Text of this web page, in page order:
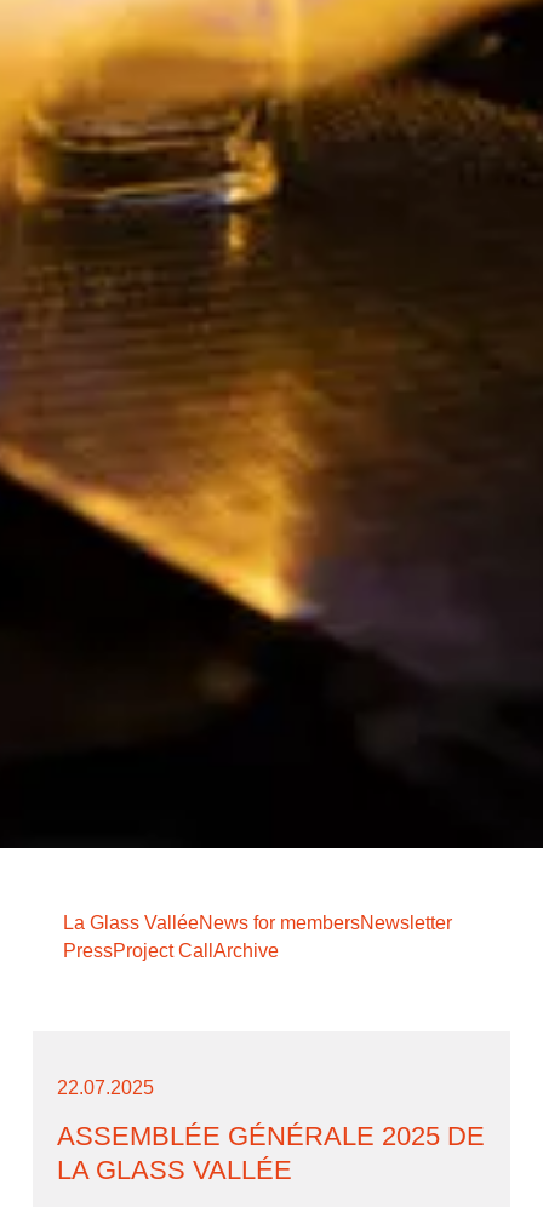
La Glass ValléeNews for membersNewsletter
PressProject CallArchive
22.07.2025
ASSEMBLÉE GÉNÉRALE 2025 DE
LA GLASS VALLÉE